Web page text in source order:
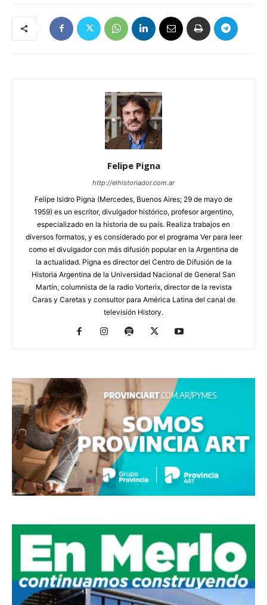
Felipe Pigna
http://elhistoriador.com.ar
Felipe Isidro Pigna (Mercedes, Buenos Aires; 29 de mayo de
1959) es un escritor, divulgador histórico, profesor argentino,
especializado en la historia de su país. Realiza trabajos en
diversos formatos, y es considerado por el programa Ver para leer
como el divulgador con más difusión popular en la Argentina de
la actualidad. Pigna es director del Centro de Difusión de la
Historia Argentina de la Universidad Nacional de General San
Martín, columnista de la radio Vorterix, director de la revista
Caras y Caretas y consultor para América Latina del canal de
televisión History.